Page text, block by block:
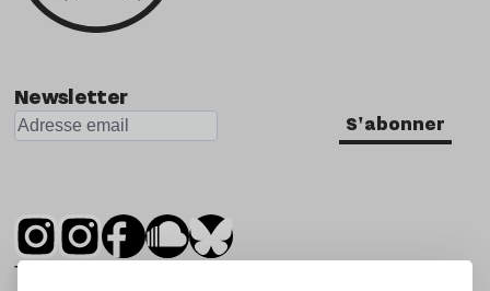
Newsletter
S'abonner
Tsugi est un mensuel indépendant sur la